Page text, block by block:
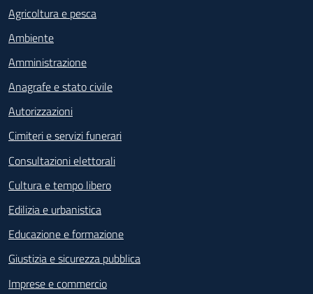
Agricoltura e pesca
Ambiente
Amministrazione
Anagrafe e stato civile
Autorizzazioni
Cimiteri e servizi funerari
Consultazioni elettorali
Cultura e tempo libero
Edilizia e urbanistica
Educazione e formazione
Giustizia e sicurezza pubblica
Imprese e commercio